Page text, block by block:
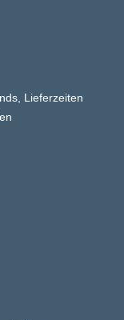
Lieferzeiten